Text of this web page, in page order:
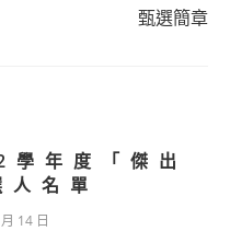
甄選簡章
年度「傑出
人名單
14 日